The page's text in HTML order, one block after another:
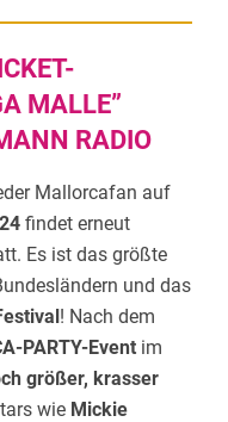
MALLE”
RADIO
Mallorcafan auf
findet erneut
Es ist das größte
und das
! Nach dem
PARTY-Event im
größer, krasser
wie Mickie